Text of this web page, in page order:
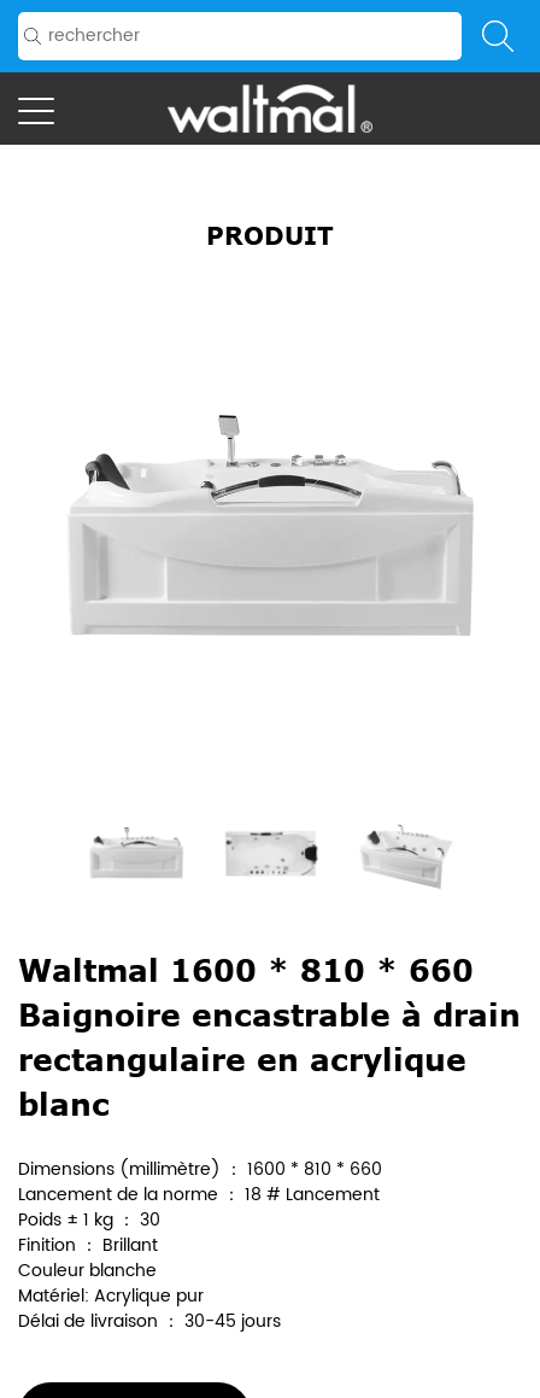
PRODUIT
Waltmal 1600 * 810 * 660
Baignoire encastrable à drain
rectangulaire en acrylique
blanc
Dimensions (millimètre) ： 1600 * 810 * 660
Lancement de la norme ： 18 # Lancement
Poids ± 1 kg ： 30
Finition ： Brillant
Couleur blanche
Matériel: Acrylique pur
Délai de livraison ： 30-45 jours